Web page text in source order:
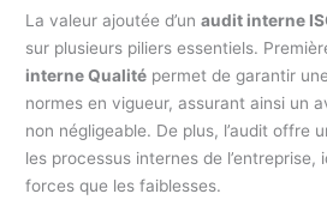
La valeur ajoutée d’unaudit interne
sur plusieurs piliers essentiels.
interne Qualité permet de garantir
normes en vigueur, assurant ainsi un
non négligeable. De plus, l’audit offre
les processus internes de
forces que les faiblesses.